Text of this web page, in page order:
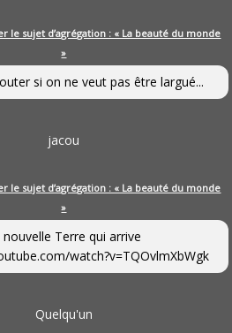
le sujet d’agrégation : « La beauté du monde
»
si on ne veut pas être largué...
jacou
le sujet d’agrégation : « La beauté du monde
»
nouvelle Terre qui arrive
watch?v=TQOvlmXbWgk
Quelqu'un